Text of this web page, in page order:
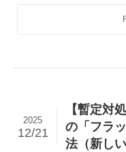
【暫定対
の「フラ
法（新し
2025
12/21